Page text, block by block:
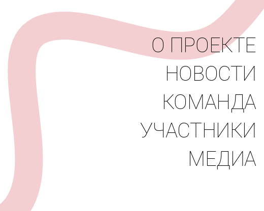
Новости Участники Медиа
О ПРОЕКТЕ
НОВОСТИ
КОМАНДА
УЧАСТНИКИ
МЕДИА